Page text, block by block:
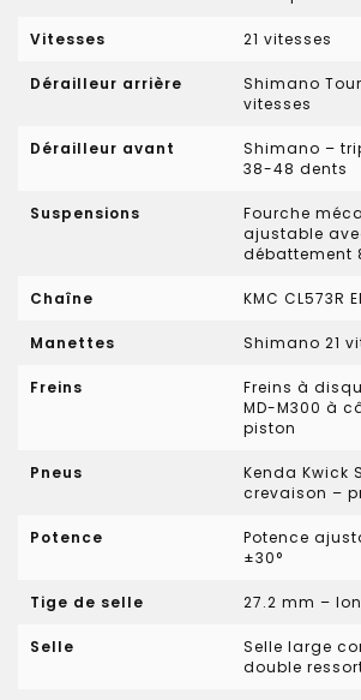
Vitesses 21 vitesses
Dérailleur arrière
Shimano
vitesses
Dérailleur avant
Shimano –
38-48 dents
Suspensions
Fourche
ajustable
débattement
Chaîne KMC CL573R
Manettes Shimano 21
Freins
Freins à
MD-M300 à
piston
Pneus
Kenda Kwick
crevaison –
Potence
Potence
±30°
Tige de selle 27.2 mm –
Selle
Selle large
double